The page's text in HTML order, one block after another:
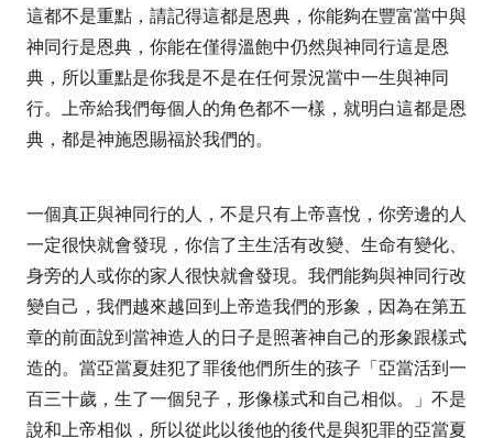
這都不是重點，請記得這都是恩典，你能夠在豐富當中與
神同行是恩典，你能在僅得溫飽中仍然與神同行這是恩
典，所以重點是你我是不是在任何景況當中一生與神同
行。上帝給我們每個人的角色都不一樣，就明白這都是恩
典，都是神施恩賜福於我們的。
一個真正與神同行的人，不是只有上帝喜悅，你旁邊的人
一定很快就會發現，你信了主生活有改變、生命有變化、
身旁的人或你的家人很快就會發現。我們能夠與神同行改
變自己，我們越來越回到上帝造我們的形象，因為在第五
章的前面說到當神造人的日子是照著神自己的形象跟樣式
造的。當亞當夏娃犯了罪後他們所生的孩子 「亞當活到一
百三十歲，生了一個兒子，形像樣式和自己相似。」 不是
說和上帝相似，所以從此以後他的後代是與犯罪的亞當夏